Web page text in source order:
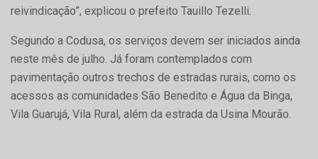
reivindicação”, explicou o prefeito Tauillo Tezelli.
Segundo a Codusa, os serviços devem ser iniciados ainda
neste mês de julho. Já foram contemplados com
pavimentação outros trechos de estradas rurais, como os
acessos as comunidades São Benedito e Água da Binga,
Vila Guarujá, Vila Rural, além da estrada da Usina Mourão.